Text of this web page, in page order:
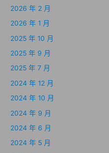
2026 年 2 月
2026 年 1 月
2025 年 10 月
2025 年 9 月
2025 年 7 月
2024 年 12 月
2024 年 10 月
2024 年 9 月
2024 年 6 月
2024 年 5 月